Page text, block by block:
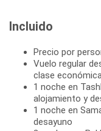
Incluido
Precio por
Vuelo regular
clase económica
1 noche en
alojamiento y
1 noche en
desayuno